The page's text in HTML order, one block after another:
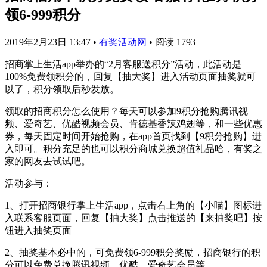
领6-999积分
2019年2月23日 13:47 • 有奖活动网 • 阅读 1793
招商掌上生活app举办的“2月客服送积分”活动，此活动是
100%免费领积分的，回复【抽大奖】进入活动页面抽奖就可
以了，积分领取后秒发放。
领取的招商积分怎么使用？每天可以参加9积分抢购腾讯视
频、爱奇艺、优酷视频会员、肯德基香辣鸡翅等，和一些优惠
券，每天固定时间开始抢购，在app首页找到【9积分抢购】进
入即可。积分充足的也可以积分商城兑换超值礼品哈，有奖之
家的网友去试试吧。
活动参与：
1、打开招商银行掌上生活app，点击右上角的【小喵】图标进
入联系客服页面，回复【抽大奖】点击推送的【来抽奖吧】按
钮进入抽奖页面
2、抽奖基本必中的，可免费领6-999积分奖励，招商银行的积
分可以免费兑换腾讯视频、优酷、爱奇艺会员等